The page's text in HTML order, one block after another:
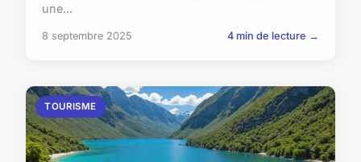
une...
8 septembre 2025 4 min de lecture →
TOURISME